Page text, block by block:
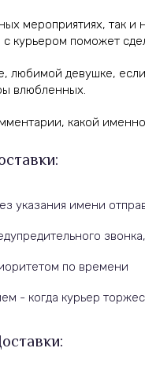
мероприятиях, так
с курьером поможет
любимой девушке,
влюбленных.
какой
указания имени
по времени
- когда курьер